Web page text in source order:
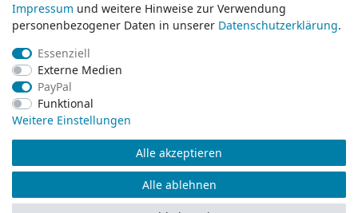
Schreiben Sie uns:
service@klamato.de
Durchschnittliche Bewertung von
Bewertungsgrundlage des Anbieters: 5 Verkaufs- und 3 Bewertungsplattformen
© Copyright 2026 klamato.de | Alle Rechte vorbehalten.
Impressum und weitere Hinweise zur Verwendung
personenbezogener Daten in unserer Daten­schutz­erklärung.
Essenziell
Externe Medien
PayPal
Funktional
Weitere Einstellungen
Alle akzeptieren
Alle ablehnen
Impressum und weitere Hinweise zur Verwendung
personenbezogener Daten in unserer Daten­schutz­erklärung.
Essenziell
Externe Medien
PayPal
Funktional
Weitere Einstellungen
Alle akzeptieren
Alle ablehnen